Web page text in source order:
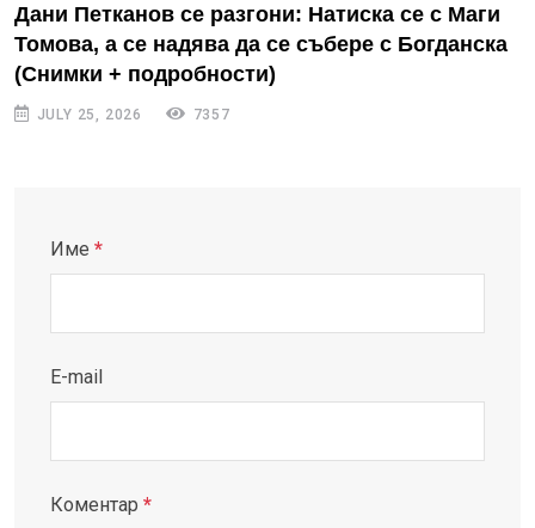
Дани Петканов се разгони: Натиска се с Маги
Томова, а се надява да се събере с Богданска
(Снимки + подробности)
JULY 25, 2026 7357
Име *
E-mail
Коментар *